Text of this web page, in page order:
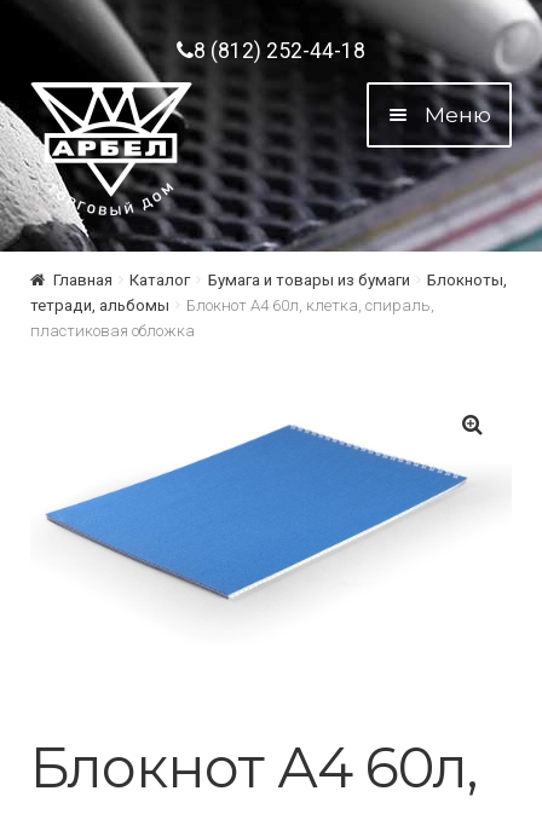
Перейти к навигации
Перейти к содержимому8 (812) 252-44-18
Меню
Главная Каталог Бумага и товары из бумаги
Блокноты,
тетради, альбомы
Блокнот А4 60л, клетка, спираль,
пластиковая обложка
Блокнот А4 60л,